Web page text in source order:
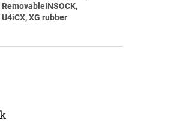
RemovableINSOCK,
U4iCX, XG rubber